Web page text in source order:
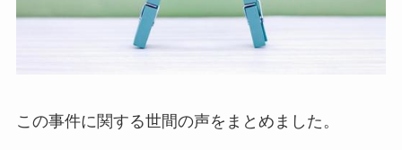
この事件に関する世間の声をまとめました。